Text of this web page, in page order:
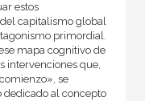
estos
capitalismo global
primordial.
mapa cognitivo de
intervenciones que,
se
dedicado al concepto